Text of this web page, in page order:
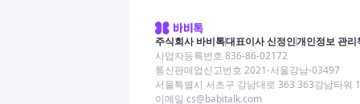
주식회사 바비톡대표이사 신정인개인정보 관리
사업자등록번호 836-86-02172
통신판매업신고번호 2021-서울강남-03497
서울특별시 서초구 강남대로 363 363강남타워
이메일 cs@babitalk.com